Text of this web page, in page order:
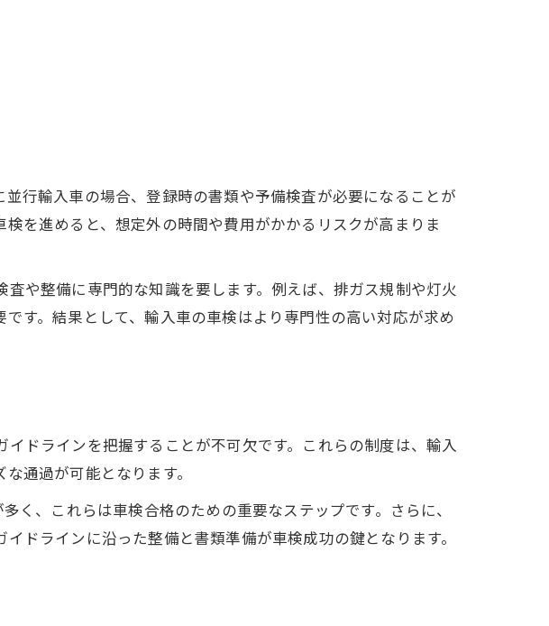
は
基礎知識
ない車検の進め方
るポイント
係性を解説
で納得選定
質的な違い
視点で整理
行輸入車の場合、登録時の書類や予備検査が必要になることが
を進めると、想定外の時間や費用がかかるリスクが高まりま
や整備に専門的な知識を要します。例えば、排ガス規制や灯火
す。結果として、輸入車の車検はより専門性の高い対応が求め
ドラインを把握することが不可欠です。これらの制度は、輸入
通過が可能となります。
、これらは車検合格のための重要なステップです。さらに、
ドラインに沿った整備と書類準備が車検成功の鍵となります。